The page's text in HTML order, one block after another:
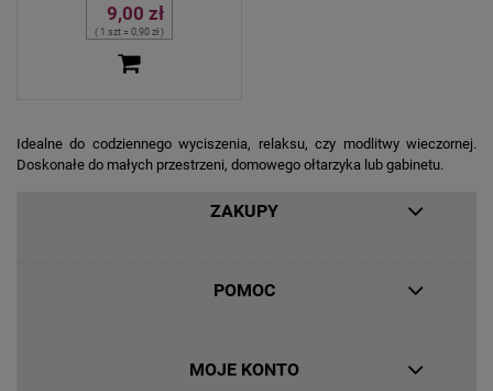
9,00 zł
( 1 szt = 0,90 zł )
Idealne do codziennego wyciszenia, relaksu, czy modlitwy wieczornej.
Doskonałe do małych przestrzeni, domowego ołtarzyka lub gabinetu.
ZAKUPY
POMOC
MOJE KONTO